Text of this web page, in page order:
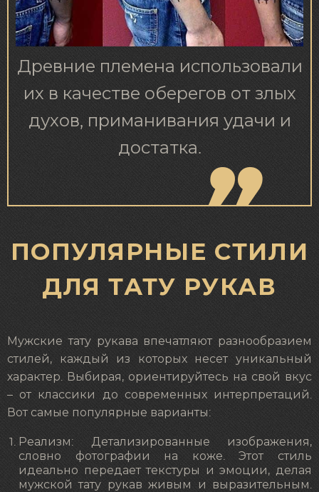
Древние племена использовали
их в качестве оберегов от злых
духов, приманивания удачи и
достатка.
ПОПУЛЯРНЫЕ СТИЛИ
ДЛЯ ТАТУ РУКАВ
Мужские тату рукава впечатляют разнообразием
стилей, каждый из которых несет уникальный
характер. Выбирая, ориентируйтесь на свой вкус
– от классики до современных интерпретаций.
Вот самые популярные варианты:
Реализм: Детализированные изображения,
словно фотографии на коже. Этот стиль
идеально передает текстуры и эмоции, делая
мужской тату рукав живым и выразительным.